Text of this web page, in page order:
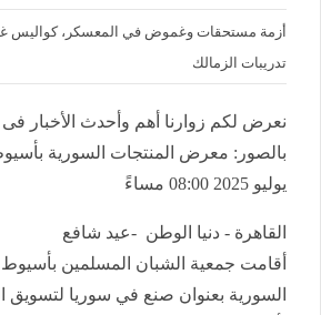
أزمة مستحقات وغموض في المعسكر، كواليس
تدريبات الزمالك
نعرض لكم زوارنا أهم وأحدث الأخبار فى
يوليو 2025 08:00 مساءً
القاهرة - دنيا الوطن -عيد شافع
أقامت جمعية الشبان المسلمين
السورية بعنوان صنع في سوريا لتسويق